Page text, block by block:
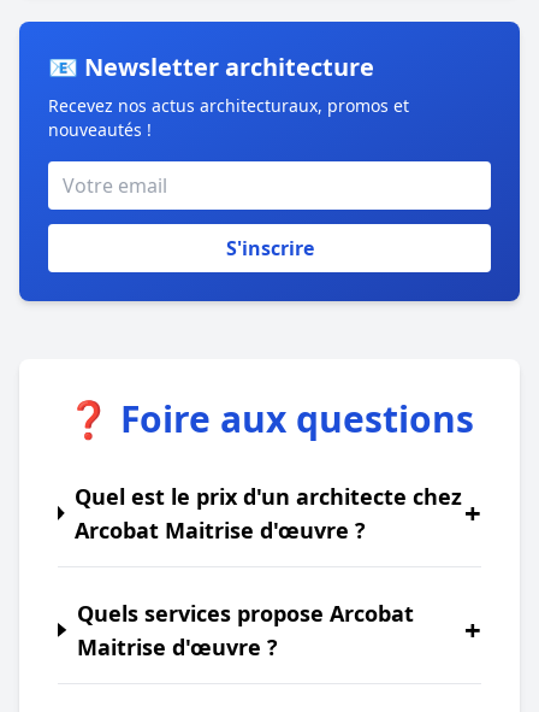
📧 Newsletter architecture
Recevez nos actus architecturaux, promos et
nouveautés !
S'inscrire
❓ Foire aux questions
Quel est le prix d'un architecte chez
Arcobat Maitrise d'œuvre ?
+
Quels services propose Arcobat
Maitrise d'œuvre ?
+